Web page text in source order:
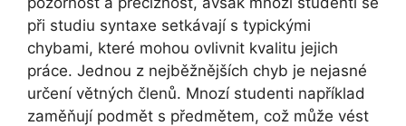
při studiu syntaxe setkávají s typickými
chybami, které mohou ovlivnit kvalitu jejich
práce. Jednou z nejběžnějších chyb je nejasné
určení větných členů. Mnozí studenti například
zaměňují podmět s předmětem, což může vést